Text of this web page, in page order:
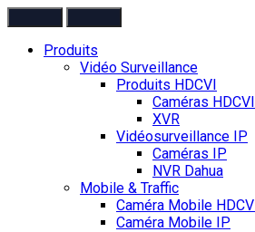
Produits
Vidéo Surveillance
Produits HDCVI
Caméras HDCVI
XVR
Vidéosurveillance IP
Caméras IP
NVR Dahua
Mobile & Traffic
Caméra Mobile HDCVI
Caméra Mobile IP